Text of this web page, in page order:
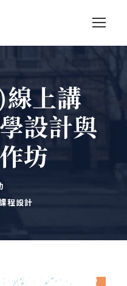
線上講
設計與
坊
程設計